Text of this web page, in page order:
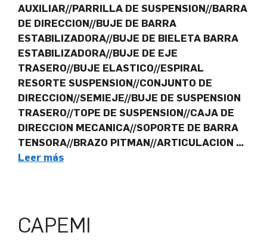
AUXILIAR//PARRILLA DE SUSPENSION//BARRA
DE DIRECCION//BUJE DE BARRA
ESTABILIZADORA//BUJE DE BIELETA BARRA
ESTABILIZADORA//BUJE DE EJE
TRASERO//BUJE ELASTICO//ESPIRAL
RESORTE SUSPENSION//CONJUNTO DE
DIRECCION//SEMIEJE//BUJE DE SUSPENSION
TRASERO//TOPE DE SUSPENSION//CAJA DE
DIRECCION MECANICA//SOPORTE DE BARRA
TENSORA//BRAZO PITMAN//ARTICULACION …
Leer más
CAPEMI